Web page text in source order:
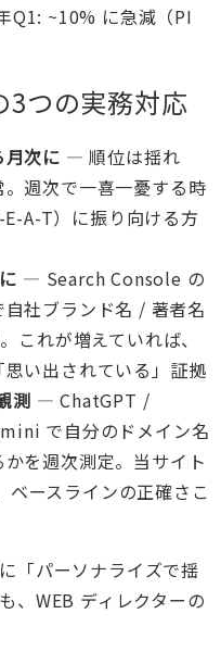
~10% に急減（PI
3つの実務対応
次に — 順位は揺れ
週次で一喜一憂する時
A-T）に振り向ける方
— Search Console の
自社ブランド名 / 著者名
これが増えていれば、
い出されている」証拠
測 — ChatGPT /
で自分のドメイン名
を週次測定。当サイト
ースラインの正確さこ
「パーソナライズで揺
、WEB ディレクターの